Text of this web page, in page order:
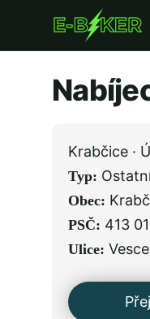
Krabčice ·
Typ:
Obec:
PSČ: 413 01
Ulice: